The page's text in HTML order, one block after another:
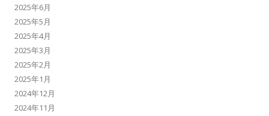
2025年6月
2025年5月
2025年4月
2025年3月
2025年2月
2025年1月
2024年12月
2024年11月